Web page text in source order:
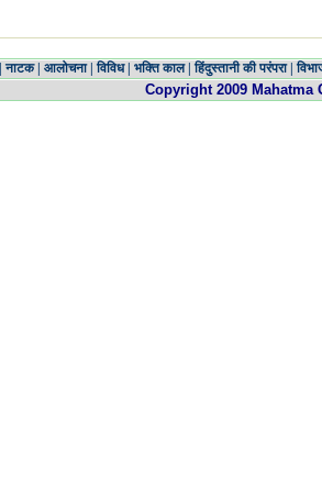
नाटक| आलोचना| विविध| भक्ति काल| हिंदुस्तानी की परंपरा|
Copyright 2009 Mahatma